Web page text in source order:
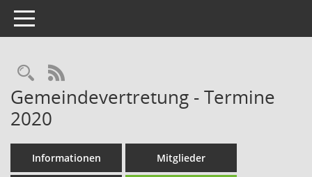
Toggle navigation
Rechercheauswahl
RSS-Feed
Gemeindevertretung - Termine
2020
Informationen Mitglieder